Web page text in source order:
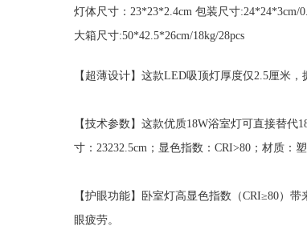
灯体尺寸：23*23*2.4cm 包装尺寸:24*24*3cm/
大箱尺寸:50*42.5*26cm/18kg/28pcs
【超薄设计】这款LED吸顶灯厚度仅2.5厘米
【技术参数】这款优质18W浴室灯可直接替
寸：23232.5cm；显色指数：CRI>80；材质：
【护眼功能】卧室灯高显色指数（CRI≥80）
眼疲劳。